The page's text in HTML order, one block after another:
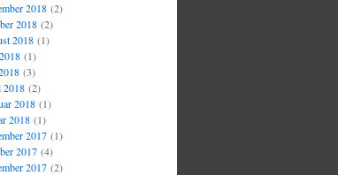
2018(2)
2018(2)
2018(1)
(1)
(3)
(2)
2018(1)
2018(1)
2017(1)
2017(4)
2017(2)